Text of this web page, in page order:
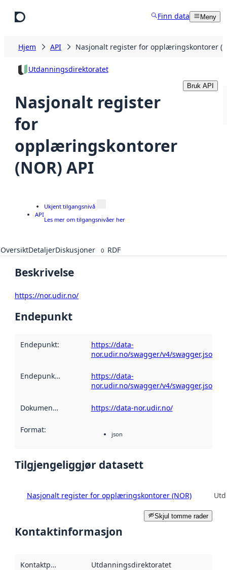
Finn data Meny
Hjem API Nasjonalt register for opplæringskontorer
Utdanningsdirektoratet
Nasjonalt register
for
opplæringskontorer
(NOR) API
Bruk API
API
Ukjent tilgangsnivå
Les mer om tilgangsnivåer her
OversiktDetaljerDiskusjoner 0 RDF
Beskrivelse
https://nor.udir.no/
Endepunkt
Endepunkt:
https://data-
nor.udir.no/swagger/v4/swagger.json
Endepunktbeskrivelse :
https://data-
nor.udir.no/swagger/v4/swagger.json
Dokumentasjon https://data-nor.udir.no/
Format: json
Tilgjengeliggjør datasett
Nasjonalt register for opplæringskontorer (NOR)
Skjul tomme rader
Kontaktinformasjon
Kontaktpunkt Utdanningsdirektoratet